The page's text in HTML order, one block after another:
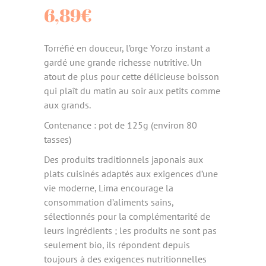
6,89€
Torréfié en douceur, l’orge Yorzo instant a
gardé une grande richesse nutritive. Un
atout de plus pour cette délicieuse boisson
qui plaît du matin au soir aux petits comme
aux grands.
Contenance : pot de 125g (environ 80
tasses)
Des produits traditionnels japonais aux
plats cuisinés adaptés aux exigences d’une
vie moderne, Lima encourage la
consommation d’aliments sains,
sélectionnés pour la complémentarité de
leurs ingrédients ; les produits ne sont pas
seulement bio, ils répondent depuis
toujours à des exigences nutritionnelles